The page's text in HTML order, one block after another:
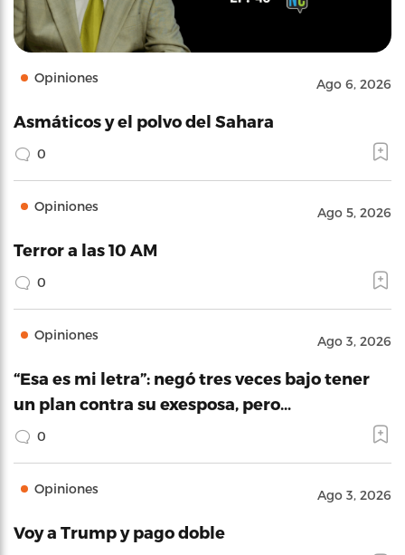
Opiniones Ago 6, 2026
Asmáticos y el polvo del Sahara
0
Opiniones Ago 5, 2026
Terror a las 10 AM
0
Opiniones Ago 3, 2026
“Esa es mi letra”: negó tres veces bajo tener
un plan contra su exesposa, pero…
0
Opiniones Ago 3, 2026
Voy a Trump y pago doble